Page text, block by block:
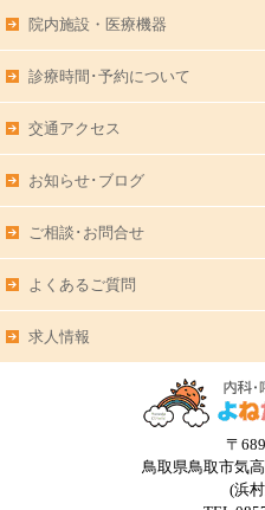
院内施設・医療機器
診療時間･予約について
交通アクセス
お知らせ･ブログ
ご相談･お問合せ
よくあるご質問
求人情報
〒
鳥取県鳥取市気
(浜